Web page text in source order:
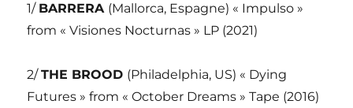
1/ BARRERA (Mallorca, Espagne) « Impulso »
from « Visiones Nocturnas » LP (2021)
2/THE BROOD (Philadelphia, US) « Dying
Futures » from « October Dreams » Tape (2016)